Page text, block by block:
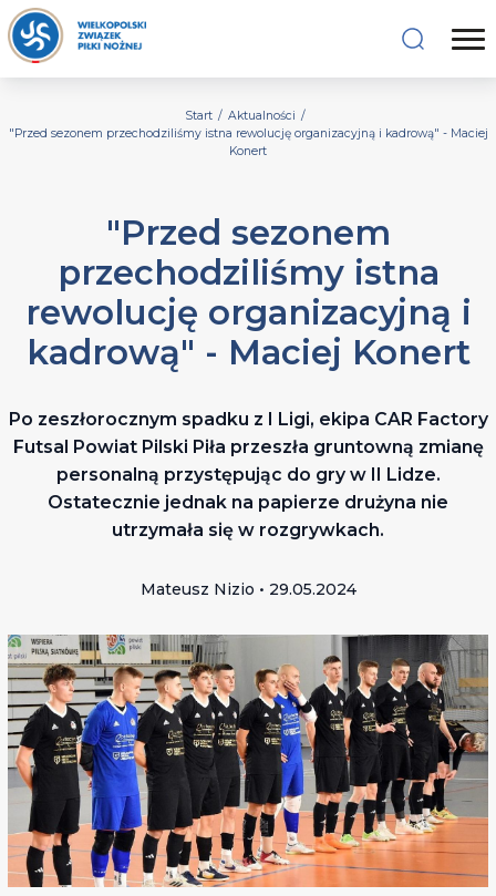
Start / Aktualności /
"Przed sezonem przechodziliśmy istna rewolucję organizacyjną i kadrową" - Maciej
Konert
"Przed sezonem
przechodziliśmy istna
rewolucję organizacyjną i
kadrową" - Maciej Konert
Po zeszłorocznym spadku z I Ligi, ekipa CAR Factory
Futsal Powiat Pilski Piła przeszła gruntowną zmianę
personalną przystępując do gry w II Lidze.
Ostatecznie jednak na papierze drużyna nie
utrzymała się w rozgrywkach.
Mateusz Nizio • 29.05.2024